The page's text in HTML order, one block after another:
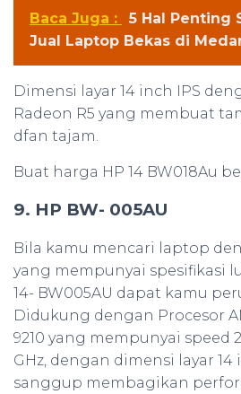
Baca Juga :
5 Hal Penting
Jual Laptop Bekas di
Dimensi layar 14 inch IPS
Radeon R5 yang membuat
dfan tajam.
Buat harga HP 14 BW018Au
9. HP BW- 005AU
Bila kamu mencari laptop
yang mempunyai spesifikasi
14- BW005AU dapat kamu
Didukung dengan Procesor
9210 yang mempunyai speed
GHz, dengan dimensi layar 14
sanggup membagikan